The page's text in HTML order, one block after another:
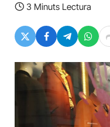
3 Minuts Lectura